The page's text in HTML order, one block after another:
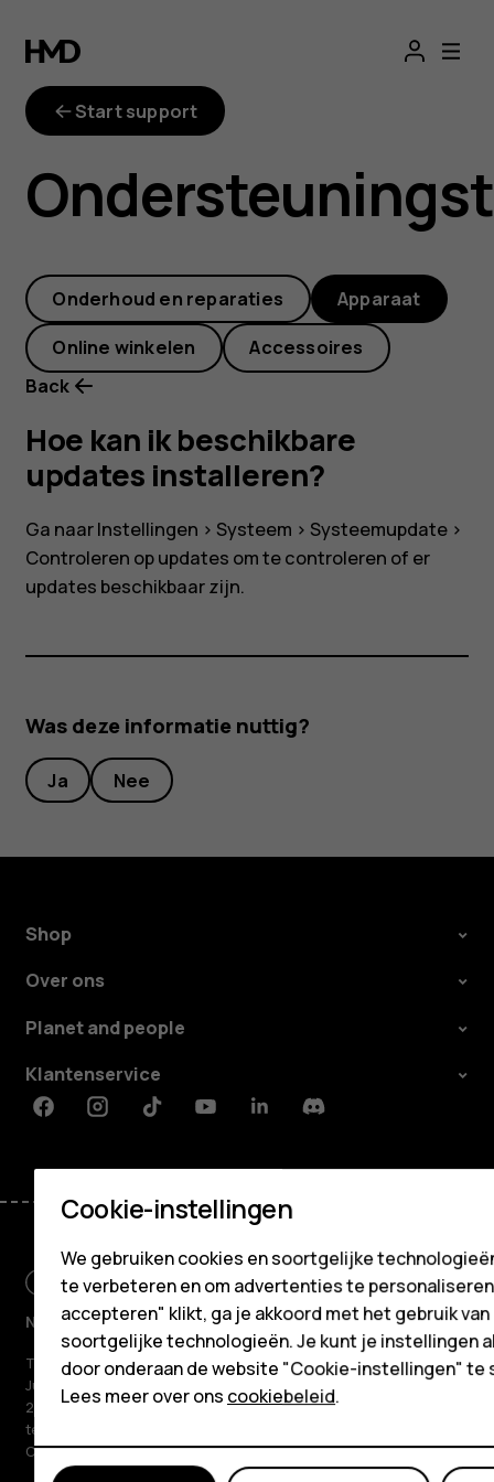
Hoe
kan
ik
beschikbare
updates
installeren?
Smartphones
Feature phones
Accessoires
Shop
Mijn account
Start support
Onderhoud en reparaties Apparaat
Online winkelen
Accessoires
Back
Hoe kan ik beschikbare
updates installeren?
Ga naarInstellingen > Systeem > Systeemupdate>
Controleren op updates om te controleren of er
updates beschikbaar zijn.
Was deze informatie nuttig?
Ja Nee
Shop
Over ons
Planet and people
Klantenservice
FacebookInstagramTiktokYoutubeLinkedinDiscord
Netherlands
TM en © 2026 HMD Global. Alle rechten voorbehouden. Bertel
Jungin aukio 9, 02600 Espoo, Finland. Handelsnummer 2724044-
2. HMD Global Oy is licentiehouder van het merk Nokia voor
telefoons. Nokia is een geregistreerd handelsmerk van Nokia
Corporation.
Cookie-instellingen
We gebruiken cookies en soortgelijke
te verbeteren en om advertenties te
accepteren" klikt, ga je akkoord met het gebruik
soortgelijke technologieën. Je kunt je instellingen
door onderaan de website "Cookie-instellingen" te
Lees meer over ons cookiebeleid.